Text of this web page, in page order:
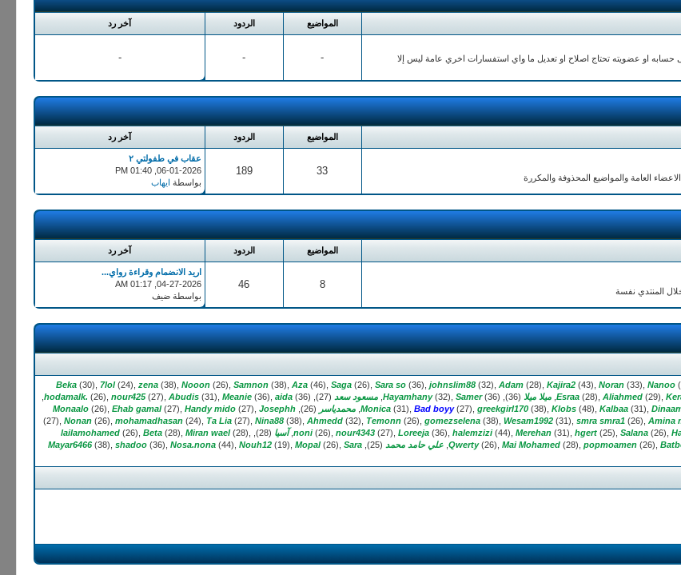
المواضيع الردود آخر رد
او عضويته تحتاج اصلاح او تعديل ما واي استفسارات اخري عامة ليس إلا
-
-
-
المواضيع الردود آخر رد
العامة والمواضيع المحذوفة والمكررة
33
189
عقاب في طفولتي ٢
06-01-2026, 01:40 PM
بواسطة ايهاب
المواضيع الردود آخر رد
المنتدي نفسة
8
46
اريد الانضمام وقراءة رواي...
04-27-2026, 01:17 AM
بواسطة ضيف
Beka(30), 7lol(24), zena(38), Nooon(26), Samnon(38), Aza(46), Saga(26), Sara so(36), johnslim88(32), Adam(28), Kajira2(43), Noran(33), Nanoo
Esraa(28), Aliahmed(29), ميلا ميلا (36),
Hayamhany(32), Samer(36), مسعود سعد (27),
hodamalk. (26), nour425(27), Abudis(31), Meanie(36), aida(36),
Monica(31), Bad boyy(27), greekgirl170(38), Klobs(48), Kalbaa(31), محمدياسر (26),
Monaalo(26), Ehab gamal(27), Handy mido(27), Josephh
(27), Nonan(26), mohamadhasan(24), Ta Lia(27), Nina88(38), Ahmedd(32), Temonn(26), gomezselena(38), Wesam1992(31), smra smra1(26), Amina
noni(26), nour4343(27), Loreeja(36), halemzizi(44), Merehan(31), hgert(25), Salana(26), آسيا (28),
lailamohamed(26), Beta(28), Miran wael(28),
Qwerty(26), Mai Mohamed(28), popmoamen(26), علي حامد محمد (25),
Mayar6466(38), shadoo(36), Nosa.nona(44), Nouh12(19), Mopal(26), Sara